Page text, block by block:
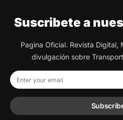
Suscribete a
Pagina Oficial. Revista
divulgación sobre